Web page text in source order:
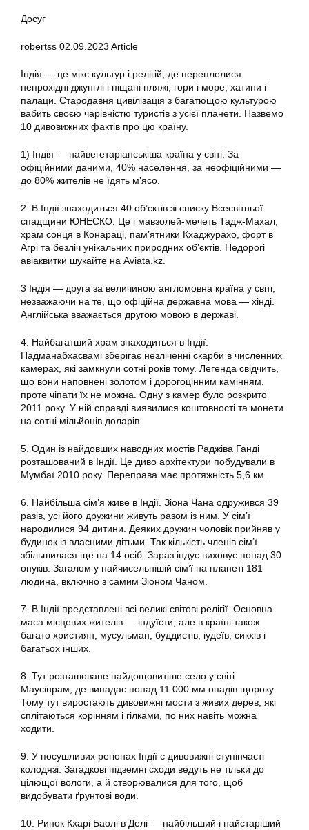
Досуг
robertss 02.09.2023 Article
Індія — це мікс культур і релігій, де переплелися
непрохідні джунглі і піщані пляжі, гори і море, хатини і
палаци. Стародавня цивілізація з багатющою культурою
вабить своєю чарівністю туристів з усієї планети. Назвемо
10 дивовижних фактів про цю країну.
1) Індія — найвегетаріанськіша країна у світі. За
офіційними даними, 40% населення, за неофіційними —
до 80% жителів не їдять м’ясо.
2. В Індії знаходиться 40 об’єктів зі списку Всесвітньої
спадщини ЮНЕСКО. Це і мавзолей-мечеть Тадж-Махал,
храм сонця в Конараці, пам’ятники Кхаджурахо, форт в
Агрі та безліч унікальних природних об’єктів. Недорогі
авіаквитки шукайте на Aviata.kz.
3 Індія — друга за величиною англомовна країна у світі,
незважаючи на те, що офіційна державна мова — хінді.
Англійська вважається другою мовою в державі.
4. Найбагатший храм знаходиться в Індії.
Падманабхасвамі зберігає незліченні скарби в численних
камерах, які замкнули сотні років тому. Легенда свідчить,
що вони наповнені золотом і дорогоцінним камінням,
проте чіпати їх не можна. Одну з камер було розкрито
2011 року. У ній справді виявилися коштовності та монети
на сотні мільйонів доларів.
5. Один із найдовших наводних мостів Раджіва Ганді
розташований в Індії. Це диво архітектури побудували в
Мумбаї 2010 року. Переправа має протяжність 5,6 км.
6. Найбільша сім’я живе в Індії. Зіона Чана одружився 39
разів, усі його дружини живуть разом із ним. У сім’ї
народилися 94 дитини. Деяких дружин чоловік прийняв у
будинок із власними дітьми. Так кількість членів сім’ї
збільшилася ще на 14 осіб. Зараз індус виховує понад 30
онуків. Загалом у найчисельнішій сім’ї на планеті 181
людина, включно з самим Зіоном Чаном.
7. В Індії представлені всі великі світові релігії. Основна
маса місцевих жителів — індуїсти, але в країні також
багато християн, мусульман, буддистів, іудеїв, сикхів і
багатьох інших.
8. Тут розташоване найдощовитіше село у світі
Маусінрам, де випадає понад 11 000 мм опадів щороку.
Тому тут виростають дивовижні мости з живих дерев, які
сплітаються корінням і гілками, по них навіть можна
ходити.
9. У посушливих регіонах Індії є дивовижні ступінчасті
колодязі. Загадкові підземні сходи ведуть не тільки до
цілющої вологи, а й створювалися для того, щоб
видобувати ґрунтові води.
10. Ринок Кхарі Баолі в Делі — найбільший і найстаріший